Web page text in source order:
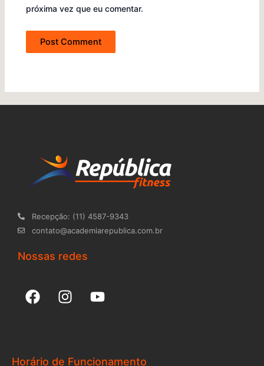
próxima vez que eu comentar.
Horário de Funcionamento
Recepção: (11) 4587-9343
contato@academiarepublica.com.br
Nossas redes
F
a
o
I
n
g
Y
o
b